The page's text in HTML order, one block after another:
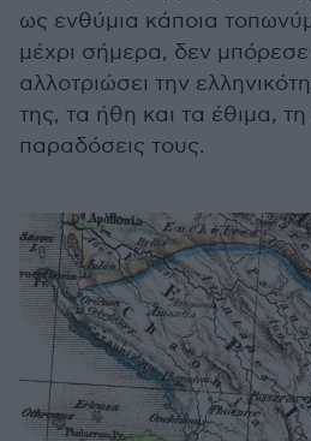
ως ενθύμια κάποια
μέχρι σήμερα, δεν
αλλοτριώσει την
της, τα ήθη και τα έθιμα,
παραδόσεις τους.